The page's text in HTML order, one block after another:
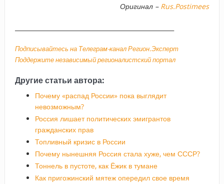
Оригинал – Rus.Postimees
Подписывайтесь на Телеграм-канал Регион.Эксперт
Поддержите независимый регионалистский портал
Другие статьи автора:
Почему «распад России» пока выглядит
невозможным?
Россия лишает политических эмигрантов
гражданских прав
Топливный кризис в России
Почему нынешняя Россия стала хуже, чем СССР?
Тоннель в пустоте, как Ёжик в тумане
Как пригожинский мятеж опередил свое время